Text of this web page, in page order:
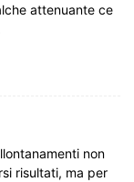
attenuante ce
non
risultati, ma per